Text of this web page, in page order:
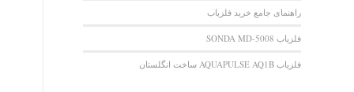
راهنمای جامع خرید فلزیاب
فلزیاب SONDA MD-5008
فلزیاب AQUAPULSE AQ1B ساخت انگلستان